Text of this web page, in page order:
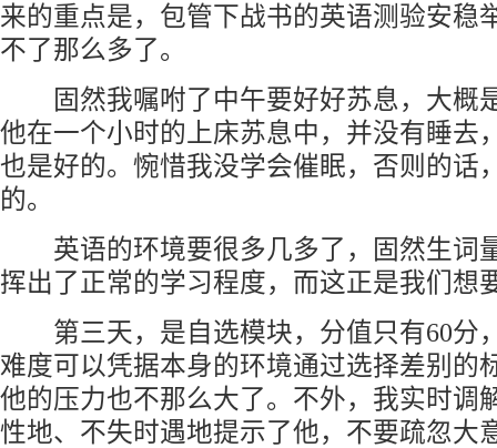
来的重点是，包管下战书的英语测验安稳
不了那么多了。
固然我嘱咐了中午要好好苏息，大概
他在一个小时的上床苏息中，并没有睡去
也是好的。惋惜我没学会催眠，否则的话
的。
英语的环境要很多几多了，固然生词
挥出了正常的学习程度，而这正是我们想
第三天，是自选模块，分值只有60分
难度可以凭据本身的环境通过选择差别的
他的压力也不那么大了。不外，我实时调
性地、不失时遇地提示了他，不要疏忽大